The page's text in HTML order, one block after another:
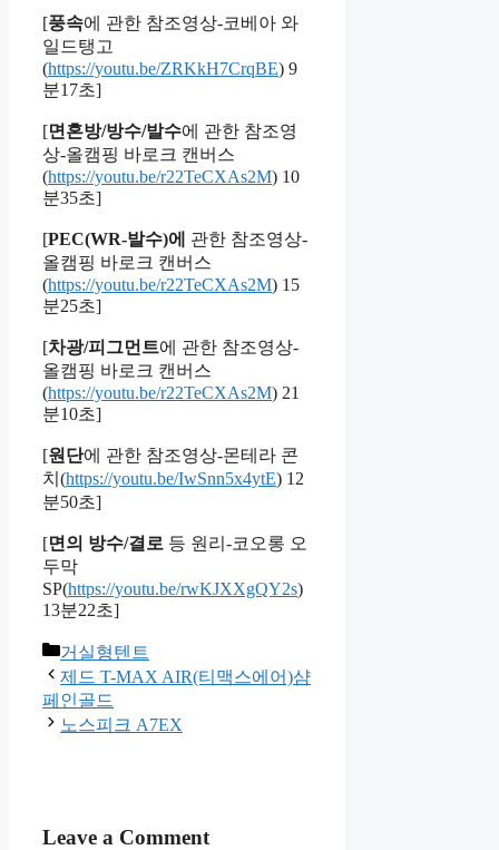
[풍속에 관한 참조영상-코베아 와
일드탱고
(https://youtu.be/ZRKkH7CrqBE) 9
분17초]
[면혼방/방수/발수에 관한 참조영
상-올캠핑 바로크 캔버스
(https://youtu.be/r22TeCXAs2M) 10
분35초]
[PEC(WR-발수)에
관한 참조영상-
올캠핑 바로크 캔버스
(https://youtu.be/r22TeCXAs2M) 15
분25초]
[차광/피그먼트에 관한 참조영상-
올캠핑 바로크 캔버스
(https://youtu.be/r22TeCXAs2M) 21
분10초]
[원단에 관한 참조영상-몬테라 콘
치(https://youtu.be/IwSnn5x4ytE) 12
분50초]
[면의 방수/결로 등 원리-코오롱 오
두막
SP(https://youtu.be/rwKJXXgQY2s)
13분22초]
Categories
거실형텐트
제드 T-MAX AIR(티맥스에어)샴
페인골드
노스피크 A7EX
Leave a Comment